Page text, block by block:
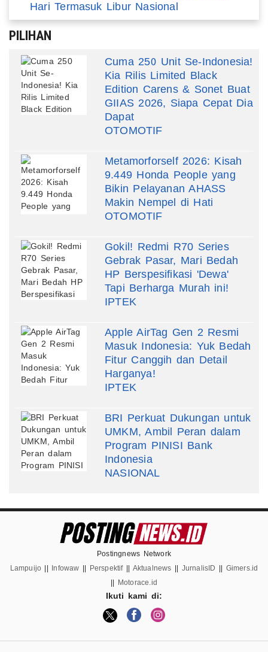
Hari Termasuk Libur Nasional
PILIHAN
Cuma 250 Unit Se-Indonesia!
Kia Rilis Limited Black
Edition Carens & Sonet Buat
GIIAS 2026, Siapa Cepat Dia
Dapat
OTOMOTIF
Metamorforself 2026: Kisah
9.449 Honda People yang
Bikin Pelayanan AHASS
Makin Nempel di Hati
OTOMOTIF
Gokil! Redmi R70 Series
Gebrak Pasar, Mari Bedah
HP Berspesifikasi 'Dewa'
Tapi Berharga Murah ini!
IPTEK
Apple AirTag Gen 2 Resmi
Masuk Indonesia: Yuk Bedah
Fitur Canggih dan Detail
Harganya!
IPTEK
BRI Perkuat Dukungan untuk
UMKM, Ambil Peran dalam
Program PINISI Bank
Indonesia
NASIONAL
Postingnews Network
Lampuijo
Infowaw Perspektif|| Aktualnews JurnalisID
Gimers.id
Motorace.id
Ikuti kami di: